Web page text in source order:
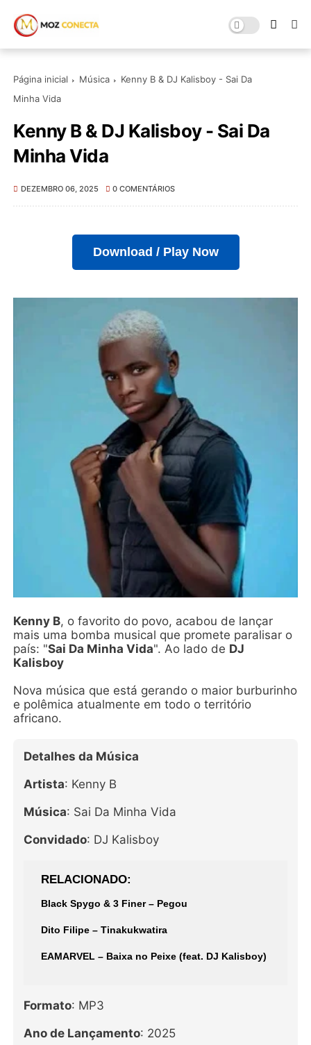
Página inicial Música
Kenny B & DJ Kalisboy - Sai Da
Minha Vida
Kenny B & DJ Kalisboy - Sai Da
Minha Vida
DEZEMBRO 06, 2025 0 COMENTÁRIOS
Download / Play Now
Kenny B, o favorito do povo, acabou de lançar
mais uma bomba musical que promete paralisar o
país: "Sai Da Minha Vida". Ao lado de DJ
Kalisboy
Nova música que está gerando o maior burburinho
e polêmica atualmente em todo o território
africano.
Detalhes da Música
Artista: Kenny B
Música: Sai Da Minha Vida
Convidado: DJ Kalisboy
RELACIONADO
Black Spygo & 3 Finer – Pegou
Dito Filipe – Tinakukwatira
EAMARVEL – Baixa no Peixe (feat. DJ Kalisboy)
Formato: MP3
Ano de Lançamento: 2025